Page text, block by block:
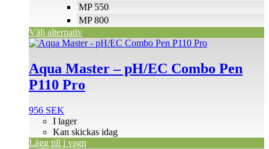
MP 550
MP 800
Välj alternativ
produktsidan
Aqua Master – pH/EC Combo Pen
P110 Pro
956 SEK
I lager
Kan skickas idag
Lägg till i vagn